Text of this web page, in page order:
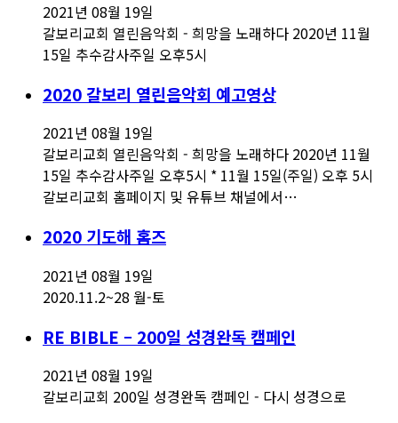
2021년 08월 19일
갈보리교회 열린음악회 - 희망을 노래하다 2020년 11월
15일 추수감사주일 오후5시
2020 갈보리 열린음악회 예고영상
2021년 08월 19일
갈보리교회 열린음악회 - 희망을 노래하다 2020년 11월
15일 추수감사주일 오후5시 * 11월 15일(주일) 오후 5시
갈보리교회 홈페이지 및 유튜브 채널에서…
2020 기도해 홈즈
2021년 08월 19일
2020.11.2~28 월-토
RE BIBLE – 200일 성경완독 캠페인
2021년 08월 19일
갈보리교회 200일 성경완독 캠페인 - 다시 성경으로